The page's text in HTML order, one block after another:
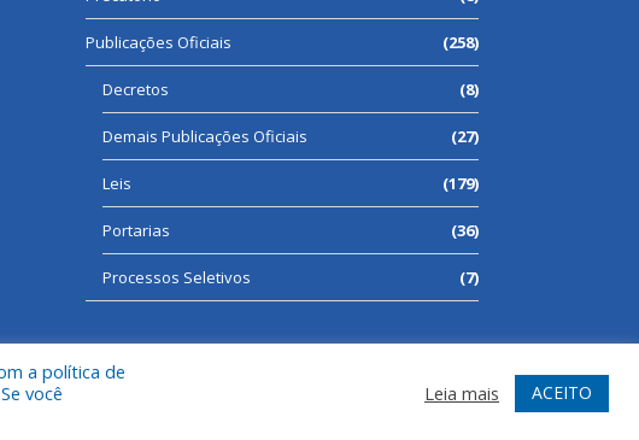
Publicações Oficiais (258)
Decretos (8)
Demais Publicações Oficiais (27)
Leis (179)
Portarias (36)
Processos Seletivos (7)
Mapa do Site Acessar Webmail
a política de
você
Leia mais ACEITO